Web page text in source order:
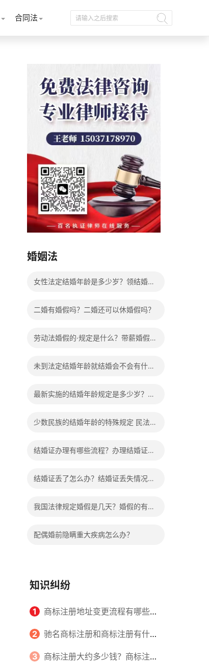
合同法
婚姻法
女性法定结婚年龄是多少岁？领结婚证
二婚有婚假吗？二婚还可以休婚假吗？
劳动法婚假的·规定是什么？带薪婚假工
未到法定结婚年龄就结婚会不会有什么
最新实施的结婚年龄规定是多少岁？法
少数民族的结婚年龄的特殊规定 民法典
结婚证办理有哪些流程？办理结婚证有
结婚证丢了怎么办？结婚证丢失情况有
我国法律规定婚假是几天？婚假的有关
配偶婚前隐瞒重大疾病怎么办？
知识纠纷
1 商标注册地址变更流程有哪些？
怎么提交申请书件？
2 驰名商标注册和商标注册有什么
区别？
3 商标注册大约多少钱？商标注册